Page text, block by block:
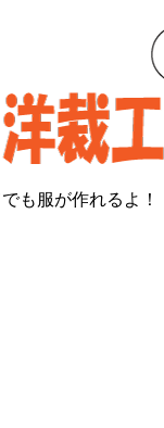
も服が作れるよ！